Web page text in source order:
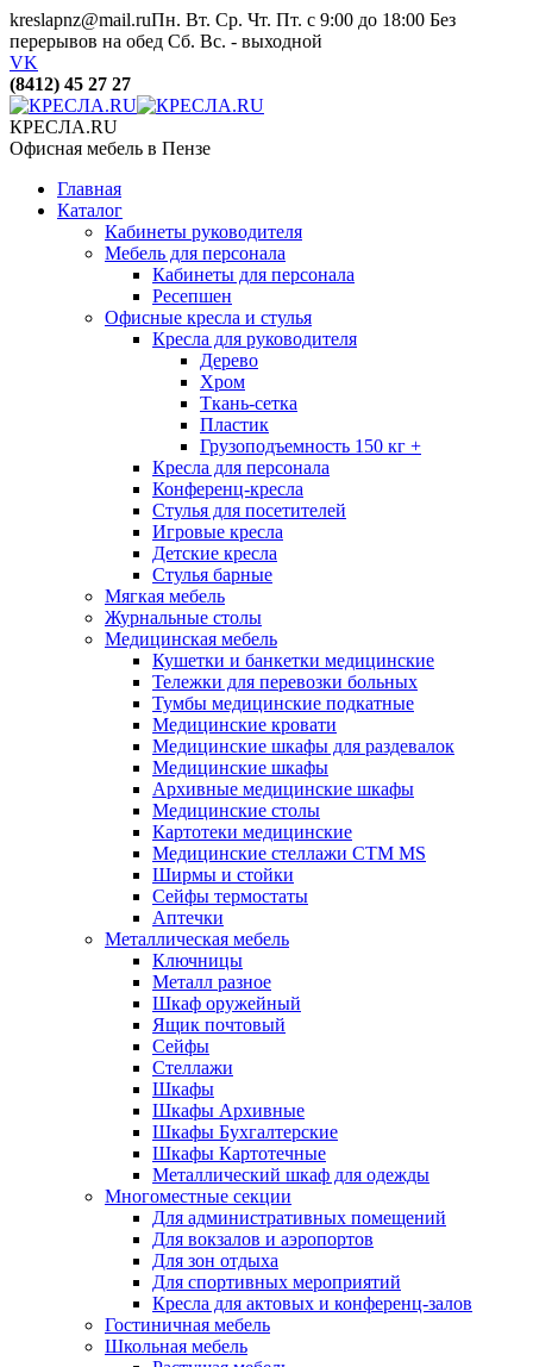
kreslapnz@mail.ruПн. Вт. Ср. Чт. Пт. с 9:00 до 18:00 Без
перерывов на обед Сб. Вс. - выходной
VK
(8412) 45 27 27
КРЕСЛА.RU
Офисная мебель в Пензе
Главная
Каталог
Кабинеты руководителя
Мебель для персонала
Кабинеты для персонала
Ресепшен
Офисные кресла и стулья
Кресла для руководителя
Дерево
Хром
Ткань-сетка
Пластик
Грузоподъемность 150 кг +
Кресла для персонала
Конференц-кресла
Стулья для посетителей
Игровые кресла
Детские кресла
Стулья барные
Мягкая мебель
Журнальные столы
Медицинская мебель
Кушетки и банкетки медицинские
Тележки для перевозки больных
Тумбы медицинские подкатные
Медицинские кровати
Медицинские шкафы для раздевалок
Медицинские шкафы
Архивные медицинские шкафы
Медицинские столы
Картотеки медицинские
Медицинские стеллажи CTM MS
Ширмы и стойки
Сейфы термостаты
Аптечки
Металлическая мебель
Ключницы
Металл разное
Шкаф оружейный
Ящик почтовый
Сейфы
Стеллажи
Шкафы
Шкафы Архивные
Шкафы Бухгалтерские
Шкафы Картотечные
Металлический шкаф для одежды
Многоместные секции
Для административных помещений
Для вокзалов и аэропортов
Для зон отдыха
Для спортивных мероприятий
Кресла для актовых и конференц-залов
Гостиничная мебель
Школьная мебель